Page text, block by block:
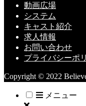
動画広場
システム
キャスト紹介
求人情報
お問い合わせ
プライバシーポ
Copyright © 2022
メニュー